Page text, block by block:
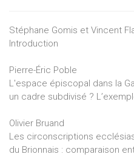
Stéphane Gomis et Vincent
Introduction
Pierre-Éric Poble
L'espace épiscopal dans la
un cadre subdivisé ?
Olivier Bruand
Les circonscriptions
du Brionnais : comparaison